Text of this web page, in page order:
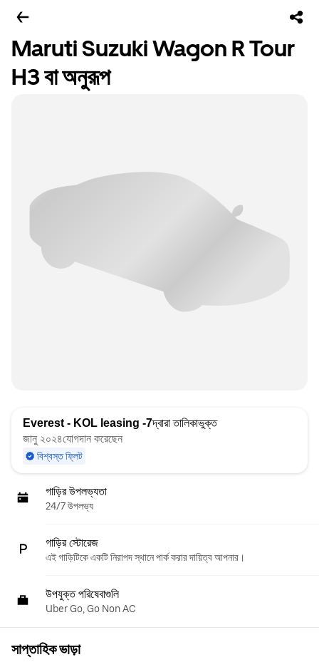
Maruti Suzuki Wagon R Tour
H3 বা অনুরূপ
Everest - KOL leasing -7দ্বারা তালিকাভুক্ত
জানু ২০২৪যোগদান করেছেন
বিশ্বস্ত ফ্লিট
গাড়ির উপলভ্যতা
24/7 উপলভ্য
গাড়ির স্টোরেজ
এই গাড়িটিকে একটি নিরাপদ স্থানে পার্ক করার দায়িত্ব আপনার।
উপযুক্ত পরিষেবাগুলি
Uber Go, Go Non AC
সাপ্তাহিক ভাড়া